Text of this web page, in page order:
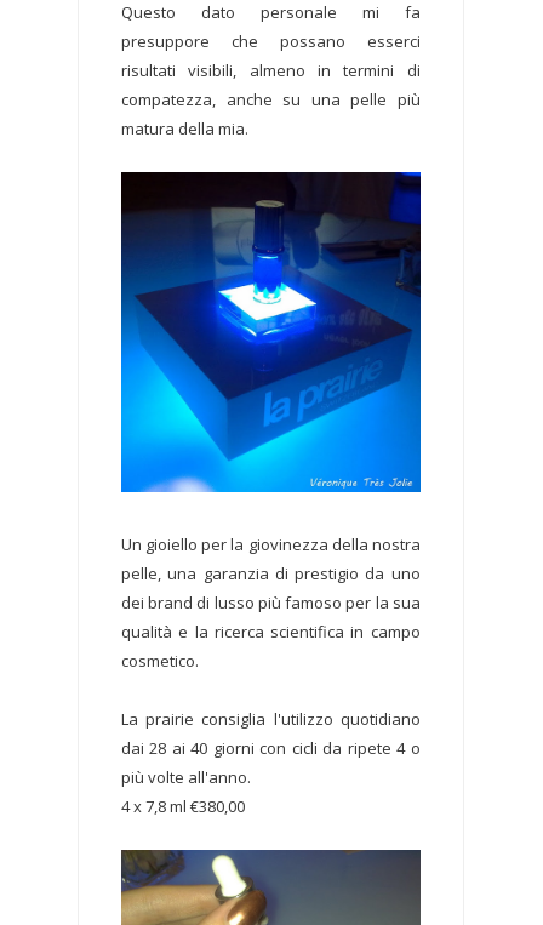
Questo dato personale mi fa
presuppore che possano esserci
risultati visibili, almeno in termini di
compatezza, anche su una pelle più
matura della mia.
Un gioiello per la giovinezza della nostra
pelle, una garanzia di prestigio da uno
dei brand di lusso più famoso per la sua
qualità e la ricerca scientifica in campo
cosmetico.
La prairie consiglia l'utilizzo quotidiano
dai 28 ai 40 giorni con cicli da ripete 4 o
più volte all'anno.
4 x 7,8 ml €380,00